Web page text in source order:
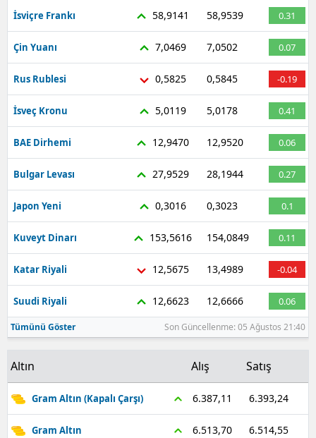
İsviçre Frankı 58,9141 58,9539 0.31
Çin Yuanı 7,0469 7,0502 0.07
Rus Rublesi 0,5825 0,5845 -0.19
İsveç Kronu 5,0119 5,0178 0.41
BAE Dirhemi 12,9470 12,9520 0.06
Bulgar Levası 27,9529 28,1944 0.27
Japon Yeni 0,3016 0,3023 0.1
Kuveyt Dinarı 153,5616 154,0849 0.11
Katar Riyali 12,5675 13,4989 -0.04
Suudi Riyali 12,6623 12,6666 0.06
Tümünü Göster Son Güncellenme: 05 Ağustos 21:40
Altın Alış Satış
Gram Altın (Kapalı Çarşı) 6.387,11 6.393,24
Gram Altın 6.513,70 6.514,55